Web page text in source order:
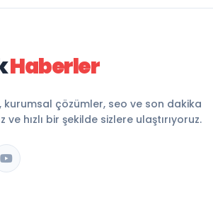
Haberler
çözümler, seo ve son dakika
hızlı bir şekilde sizlere ulaştırıyoruz.